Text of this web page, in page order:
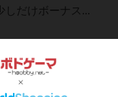
しだけボーナス...